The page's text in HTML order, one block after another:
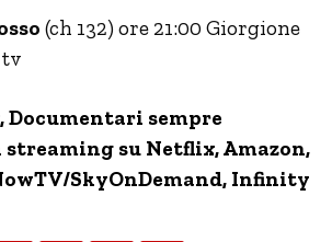
(ch 132) ore 21:00 Giorgione
tv
Documentari sempre
su Netflix,Amazon,
/SkyOnDemand, Infinity